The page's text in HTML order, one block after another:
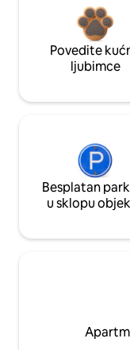
Povedite
ljubimce
Besplatan
u sklopu